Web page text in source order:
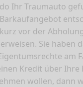
Ihr Traumauto
vor der
Sie haben
am
Kredit über Ihre
wollen, dann